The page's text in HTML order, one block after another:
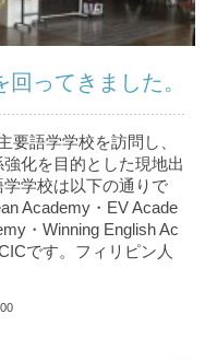
ってきました。
要語学学校を訪問し、
化を目的とした現地出
学校は以下の通りで
Academy・EV Acade
・Winning English Ac
です。フィリピン人